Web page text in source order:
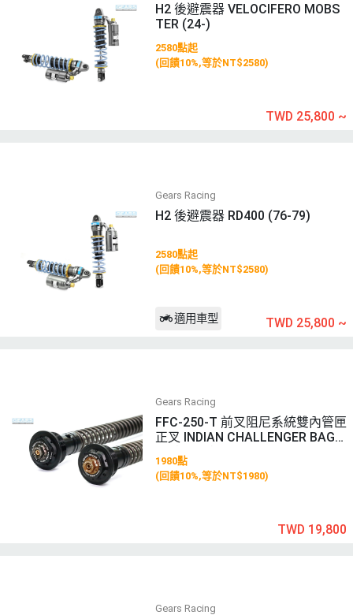
H2 後避震器 VELOCIFERO MOBS
TER (24-)
2580點起
(回饋10%,等於NT$2580)
TWD 25,800 ~
Gears Racing
H2 後避震器 RD400 (76-79)
2580點起
(回饋10%,等於NT$2580)
適用車型 TWD 25,800 ~
Gears Racing
FFC-250-T 前叉阻尼系統雙內管匣
正叉 INDIAN CHALLENGER BAGG
ER (20-25)
1980點
(回饋10%,等於NT$1980)
TWD 19,800
Gears Racing